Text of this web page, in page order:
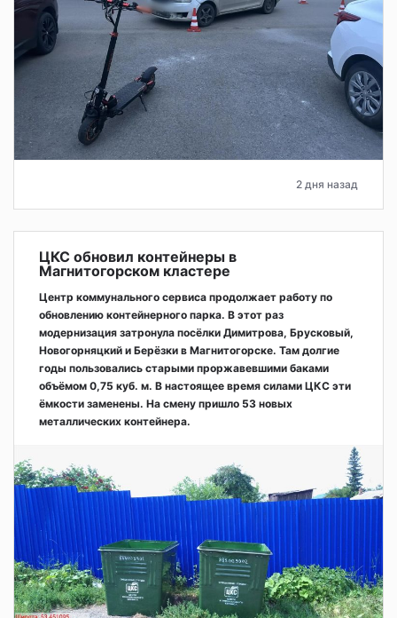
2 дня назад
ЦКС обновил контейнеры в
Магнитогорском кластере
Центр коммунального сервиса продолжает работу по
обновлению контейнерного парка. В этот раз
модернизация затронула посёлки Димитрова, Брусковый,
Новогорняцкий и Берёзки в Магнитогорске. Там долгие
годы пользовались старыми проржавевшими баками
объёмом 0,75 куб. м. В настоящее время силами ЦКС эти
ёмкости заменены. На смену пришло 53 новых
металлических контейнера.